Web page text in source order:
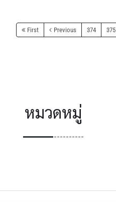
First Previous 374 375
หมวดหมู่